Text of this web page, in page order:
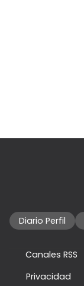
Diario Perfil
Canales RSS
Privacidad